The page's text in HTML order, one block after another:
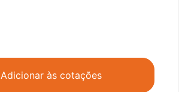
Adicionar às cotações